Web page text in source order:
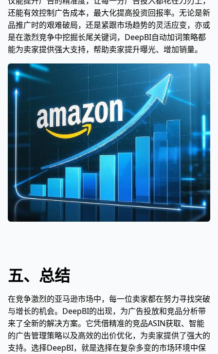
还能有效控制广告成本，最大化提高投资回报率。无论是新
品推广时的艰难破局，还是紧跟市场趋势的灵活应变，亦或
是在激烈竞争中挖掘长尾关键词，DeepBI自动加词策略都
能为卖家提供强大支持，帮助卖家提升曝光、增加销量。
五、总结
在竞争激烈的亚马逊市场中，每一位卖家都在努力寻找突破
与增长的机会。DeepBI的出现，为广告投放和竞品分析带
来了全新的解决方案。它凭借精准的竞品ASIN获取、智能
的广告管理策略以及高效的出价优化，为卖家提供了强大的
支持。选择DeepBI，就是选择在复杂多变的市场环境中保